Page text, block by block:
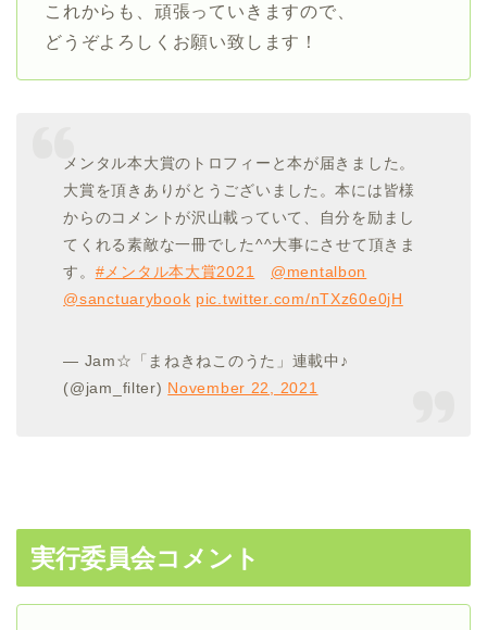
これからも、頑張っていきますので、
どうぞよろしくお願い致します！
メンタル本大賞のトロフィーと本が届きました。
大賞を頂きありがとうございました。本には皆様
からのコメントが沢山載っていて、自分を励まし
てくれる素敵な一冊でした^^大事にさせて頂きま
す。 #メンタル本大賞2021
@mentalbon
@sanctuarybook pic.twitter.com/nTXz60e0jH
— Jam☆「まねきねこのうた」連載中♪
(@jam_filter) November 22, 2021
実行委員会コメント